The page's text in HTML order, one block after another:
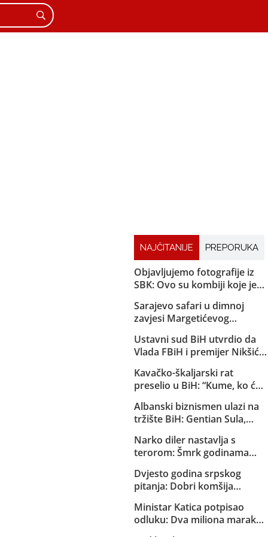
NAJČITANIJE PREPORUKA
Objavljujemo fotografije iz
SBK: Ovo su kombiji koje je
Republike Srpske za akciju u
Bugojnu!
Sarajevo safari u dimnoj
zavjesi Margetićevog
medijski spektakl i nula
konkretnih dokaza
Ustavni sud BiH utvrdio da
Vlada FBiH i premijer Nikšić
odluka: Sud obavijestio
državno Tužilaštvo
Kavačko-škaljarski rat
preselio u BiH: “Kume, ko će
Albanski biznismen ulazi na
tržište BiH: Gentian Sula,
u dvije države, dobio licencu
DERK-a za trgovinu strujom
Narko diler nastavlja s
terorom: Šmrk godinama
Sarajlije i snima svoje
brutalne akcije!
Dvjesto godina srpskog
pitanja: Dobri komšija
Ministar Katica potpisao
odluku: Dva miliona maraka